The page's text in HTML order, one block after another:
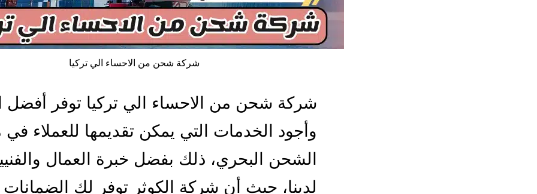
شركة شحن من الاحساء الي تركيا
شركة شحن من الاحساء الي تركيا توفر أفضل
وأجود الخدمات التي يمكن تقديمها للعملاء
الشحن البحري، ذلك بفضل خبرة العمال
لدينا، حيث أن شركة الكوثر توفر لك الضمانات